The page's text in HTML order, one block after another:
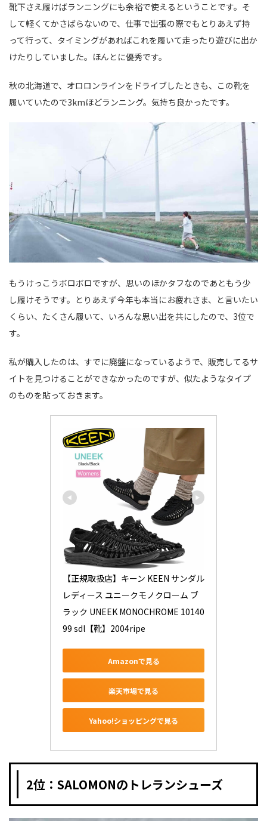
靴下さえ履けばランニングにも余裕で使えるということです。そ
して軽くてかさばらないので、仕事で出張の際でもとりあえず持
って行って、タイミングがあればこれを履いて走ったり遊びに出か
けたりしていました。ほんとに優秀です。
秋の北海道で、オロロンラインをドライブしたときも、この靴を
履いていたので3kmほどランニング。気持ち良かったです。
もうけっこうボロボロですが、思いのほかタフなのであともう少
し履けそうです。とりあえず今年も本当にお疲れさま、と言いたい
くらい、たくさん履いて、いろんな思い出を共にしたので、3位で
す。
私が購入したのは、すでに廃盤になっているようで、販売してるサ
イトを見つけることができなかったのですが、似たようなタイプ
のものを貼っておきます。
【正規取扱店】キーン KEEN サンダル
レディース ユニークモノクローム ブ
ラック UNEEK MONOCHROME 10140
99 sdl【靴】2004ripe
Amazonで見る
楽天市場で見る
Yahoo!ショッピングで見る
2位：SALOMONのトレランシューズ